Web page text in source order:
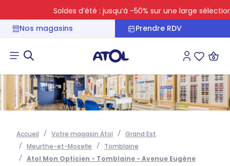
Soldes d’été : jusqu’à -50% sur une large sélection
Nos magasins
Prendre RDV
Connexion
Accueil Votre magasin Atol
Grand Est
Meurthe-et-Moselle
Tomblaine
Atol Mon Opticien - Tomblaine - Avenue Eugène